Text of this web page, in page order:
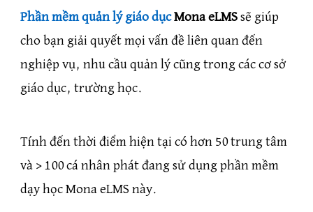
Phần mềm quản lý giáo dụcMona eLMSsẽ giúp
cho bạn giải quyết mọi vấn đề liên quan đến
nghiệp vụ, nhu cầu quản lý cũng trong các cơ sở
giáo dục, trường học.
Tính đến thời điểm hiện tại có hơn 50 trung tâm
và > 100 cá nhân phát đang sử dụng phần mềm
dạy học Mona eLMS này.